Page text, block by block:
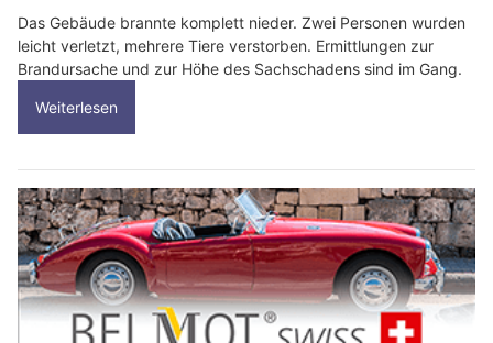
Das Gebäude brannte komplett nieder. Zwei Personen wurden
leicht verletzt, mehrere Tiere verstorben. Ermittlungen zur
Brandursache und zur Höhe des Sachschadens sind im Gang.
Weiterlesen